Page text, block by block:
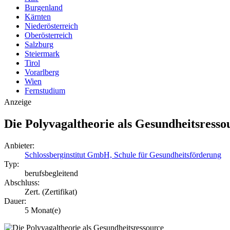
Burgenland
Kärnten
Niederösterreich
Oberösterreich
Salzburg
Steiermark
Tirol
Vorarlberg
Wien
Fernstudium
Anzeige
Die Polyvagaltheorie als
Anbieter:
Schlossberginstitut GmbH, Schule für Gesundheitsförderung
Typ:
berufsbegleitend
Abschluss:
Zert. (Zertifikat)
Dauer:
5 Monat(e)